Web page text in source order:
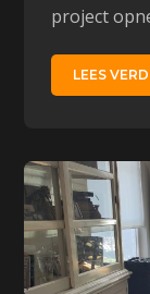
project
LEES